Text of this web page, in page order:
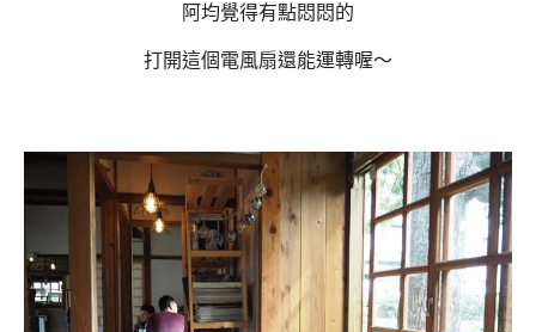
阿均覺得有點悶悶的
打開這個電風扇還能運轉喔～